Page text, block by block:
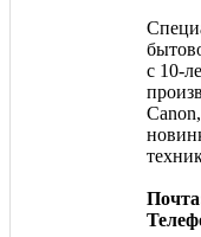
с 10-